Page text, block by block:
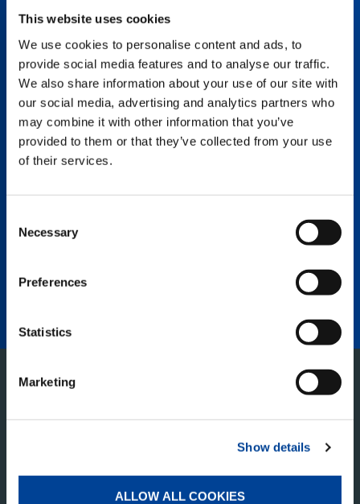
This website uses cookies
We use cookies to personalise content and ads, to
provide social media features and to analyse our traffic.
We also share information about your use of our site with
our social media, advertising and analytics partners who
may combine it with other information that you’ve
provided to them or that they’ve collected from your use
of their services.
Selection
Necessary
Preferences
Statistics
Marketing
Show details
ALLOW ALL COOKIES
DESCRIPCIÓN
Plumín opcional totalmente telescópico e
inclinable hidráulicamente
La mayoría de las máquinas todo terreno de
Tadano pueden equiparse con un plumín
telescópico e inclinable completamente
hidráulico (HTOJ). Esto permite la elevación sin
de edificios y en estructuras de edificios con
rígidos. Esto significa que el HTOJ fabricado por
Tadano funciona como una pluma principal
la ventaja adicional de que se puede montar
en unos 30 minutos sin necesidad de una grúa
auxiliar, incluso en espacios reducidos cuando